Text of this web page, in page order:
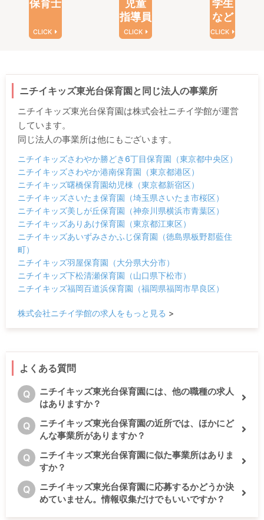
保育士
CLICK
児童
指導員
CLICK
学生
など
CLICK
ニチイキッズ東光台保育園と同じ法人の事業所
ニチイキッズ東光台保育園は株式会社ニチイ学館が運営
しています。
同じ法人の事業所は他にもございます。
ニチイキッズさわやか勝どき6丁目保育園（東京都中央区）
ニチイキッズさわやか港南保育園（東京都港区）
ニチイキッズ曙橋保育園幼児棟（東京都新宿区）
ニチイキッズさいたま保育園（埼玉県さいたま市桜区）
ニチイキッズ美しが丘保育園（神奈川県横浜市青葉区）
ニチイキッズありあけ保育園（東京都江東区）
ニチイキッズあいずみさかふじ保育園（徳島県板野郡藍住
町）
ニチイキッズ羽屋保育園（大分県大分市）
ニチイキッズ下松清瀬保育園（山口県下松市）
ニチイキッズ福岡百道浜保育園（福岡県福岡市早良区）
株式会社ニチイ学館の求人をもっと見る >
よくある質問
Q
ニチイキッズ東光台保育園には、他の職種の求人
はありますか？
Q
ニチイキッズ東光台保育園の近所では、ほかにど
んな事業所がありますか？
Q
ニチイキッズ東光台保育園に似た事業所はありま
すか？
Q
ニチイキッズ東光台保育園に応募するかどうか決
めていません。情報収集だけでもいいですか？